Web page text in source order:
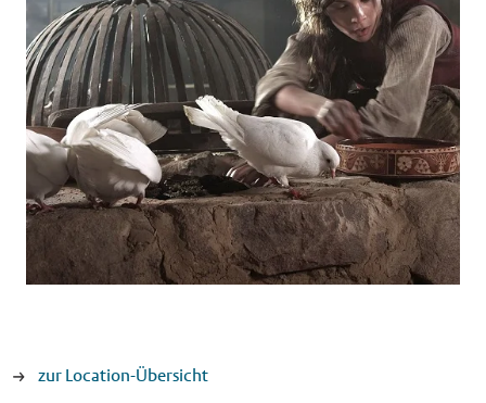
zur Location-Übersicht